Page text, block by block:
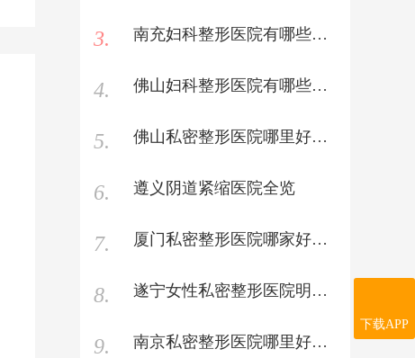
下载APP
3. 南充妇科整形医院有哪些医院好？
4. 佛山妇科整形医院有哪些医院好？
5. 佛山私密整形医院哪里好全览
6. 遵义阴道紧缩医院全览
7. 厦门私密整形医院哪家好？2021厦门私密整形医院有哪些
8. 遂宁女性私密整形医院明细介绍
9. 南京私密整形医院哪里好全新出炉